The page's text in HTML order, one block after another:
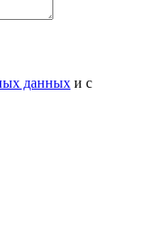
данных и с